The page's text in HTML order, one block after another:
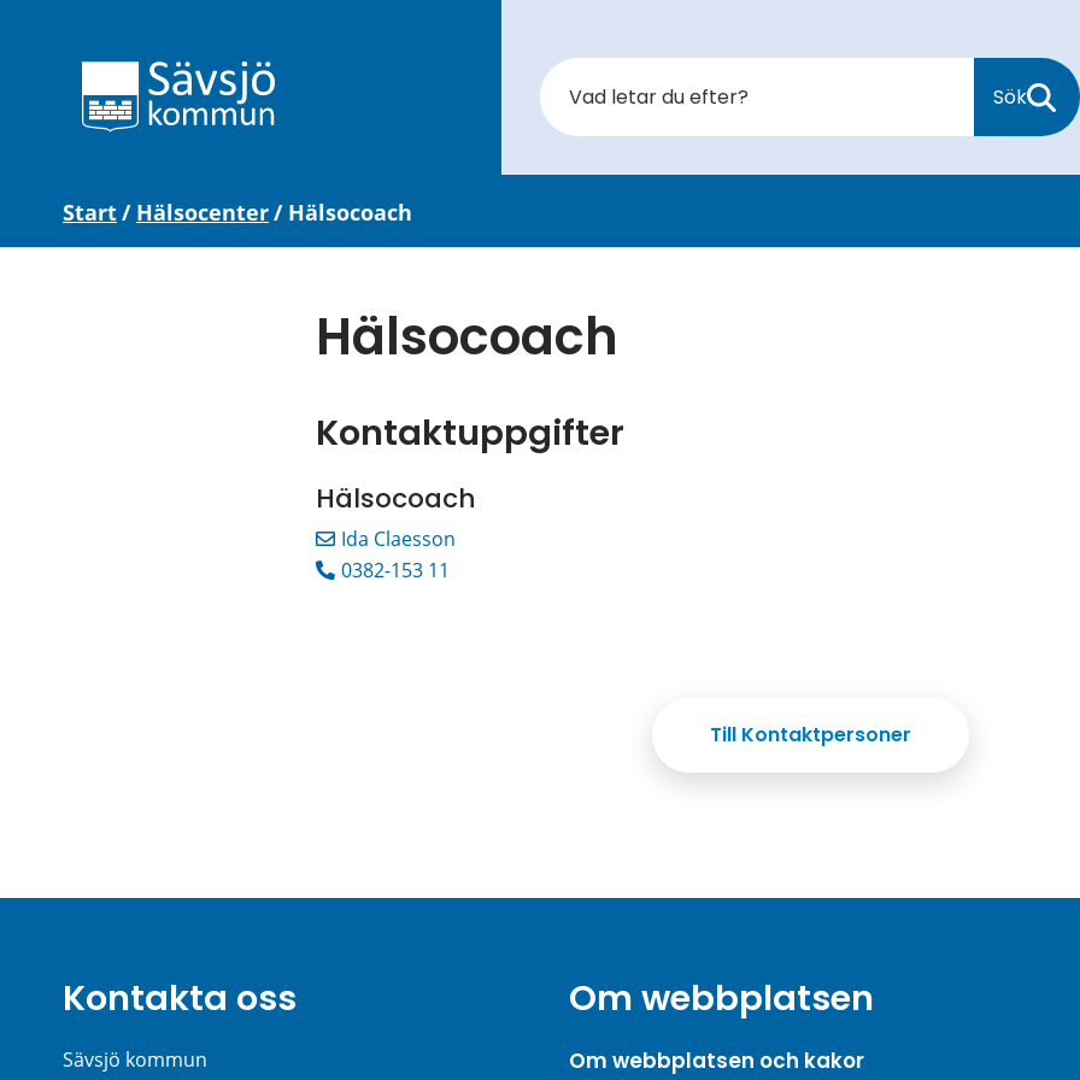
Sök
Start/ Hälsocenter/ Hälsocoach
Hälsocoach
Kontaktuppgifter
Hälsocoach
Ida Claesson
0382-153 11
Till Kontaktpersoner
Kontakta oss
Sävsjö kommun
Om webbplatsen
Om webbplatsen och kakor